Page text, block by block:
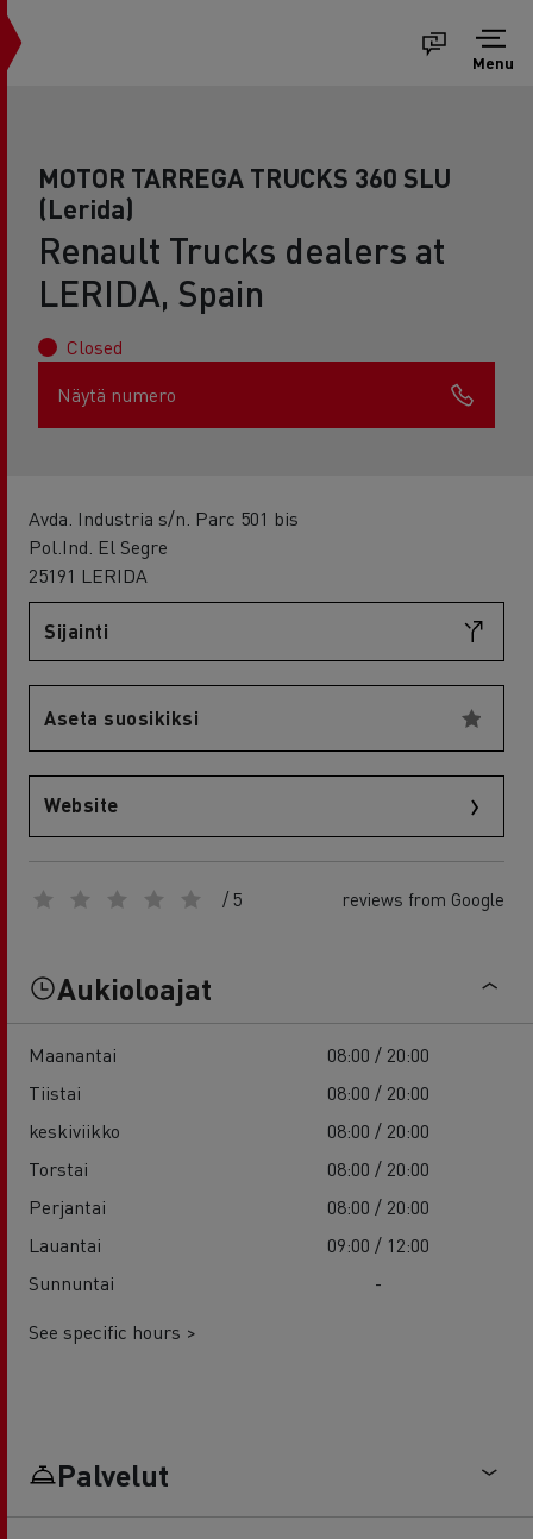
Menu
MOTOR TARREGA TRUCKS 360 SLU
(Lerida)
Renault Trucks dealers at
LERIDA, Spain
Closed
Näytä numero
Avda. Industria s/n. Parc 501 bis
Pol.Ind. El Segre
25191 LERIDA
Sijainti
Aseta suosikiksi
Website
/ 5 reviews from Google
Aukioloajat
Maanantai
08:00 / 20:00
Tiistai
08:00 / 20:00
keskiviikko
08:00 / 20:00
Torstai
08:00 / 20:00
Perjantai
08:00 / 20:00
Lauantai
09:00 / 12:00
Sunnuntai
-
See specific hours >
Palvelut